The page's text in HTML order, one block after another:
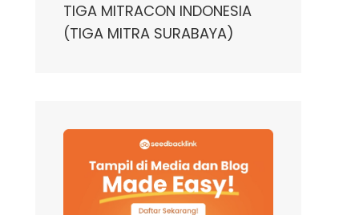
TIGA MITRACON INDONESIA
(TIGA MITRA SURABAYA)